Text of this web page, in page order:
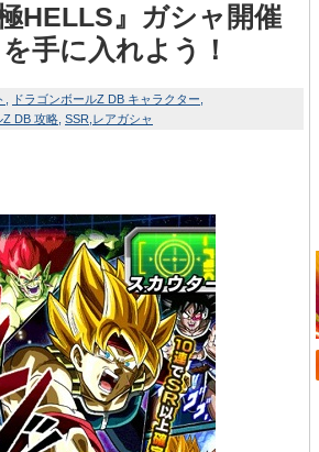
HELLS』ガシャ開催
手に入れよう！
ドラゴンボールZ DB キャラクター
Z DB 攻略 SSR レアガシャ